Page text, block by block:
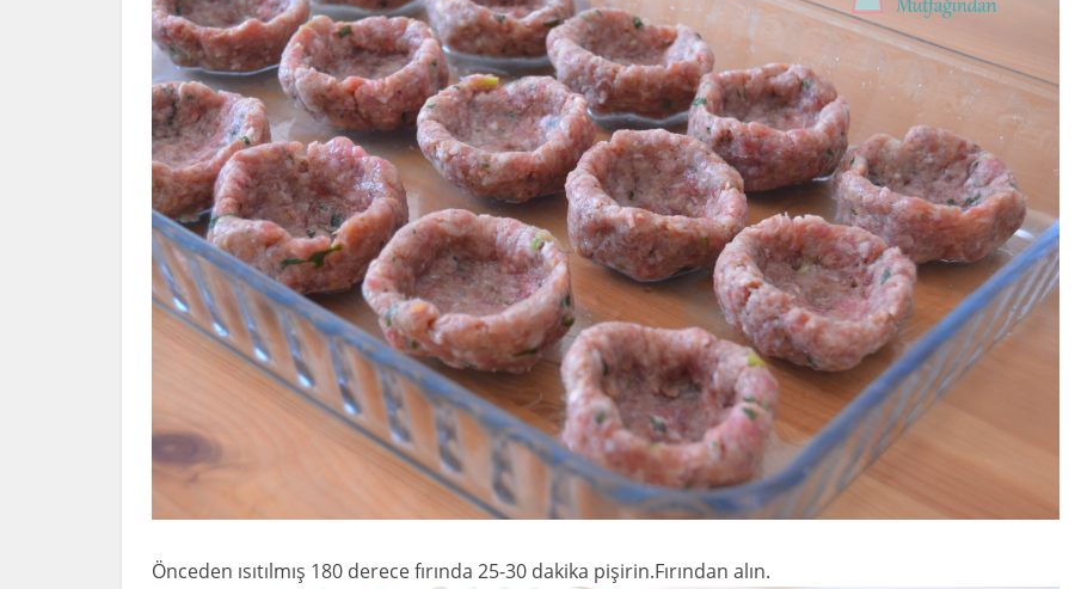
Önceden ısıtılmış 180 derece fırında 25-30 dakika pişirin.Fırından alın.